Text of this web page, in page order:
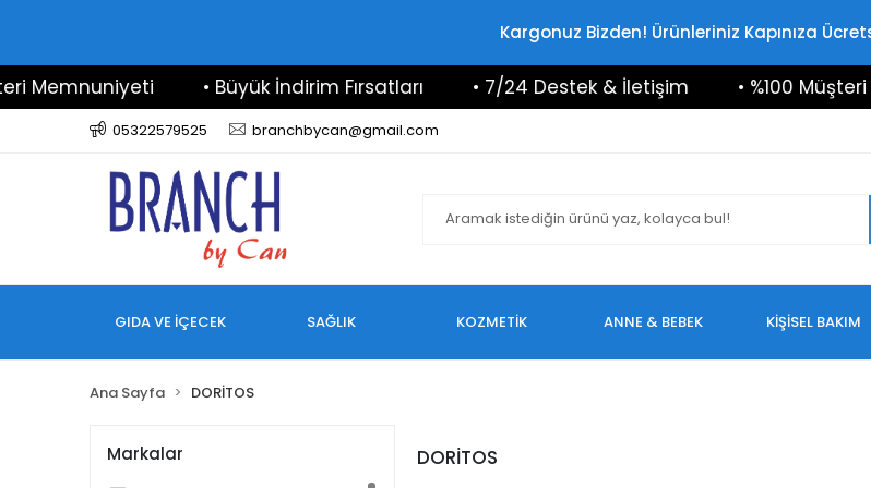
Kargonuz Bizden! Ürünleriniz Kapınıza
Memnuniyeti • Büyük İndirim Fırsatları • 7/24 Destek & İletişim • %100 Müşteri
05322579525 branchbycan@gmail.com
GIDA VE İÇECEK SAĞLIK KOZMETİK ANNE & BEBEK KİŞİSEL BAKIM
Ana Sayfa DORİTOS
Markalar DORİTOS